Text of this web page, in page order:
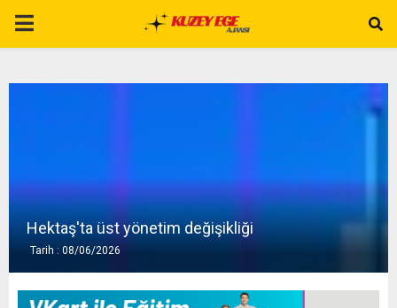
P
A
Hektaş'ta üst yönetim değişikliği
Tarih : 08/06/2026